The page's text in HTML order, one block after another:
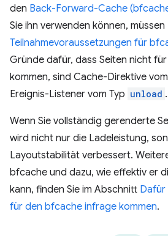
den Back-Forward-Cache
Sie ihn verwenden können,
Teilnahmevoraussetzungen für
Gründe dafür, dass Seiten nicht
kommen, sind Cache-Direktive
Ereignis-Listener vom Typ unload .
Wenn Sie vollständig gerenderte
wird nicht nur die Ladeleistung,
Layoutstabilität verbessert.
bfcache und dazu, wie effektiv er
kann, finden Sie im Abschnitt Dafür
für den bfcache infrage kommen.